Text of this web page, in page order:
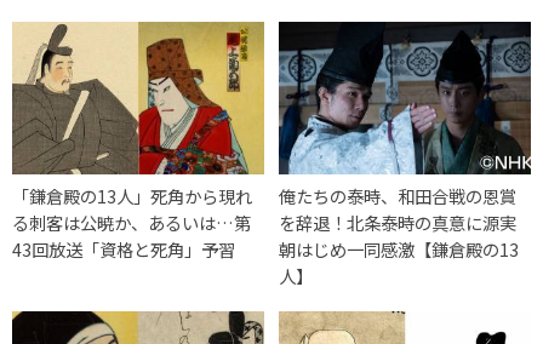
「鎌倉殿の13人」死角から現れ
る刺客は公暁か、あるいは…第
43回放送「資格と死角」予習
俺たちの泰時、和田合戦の恩賞
を辞退！北条泰時の真意に源実
朝はじめ一同感激【鎌倉殿の13
人】